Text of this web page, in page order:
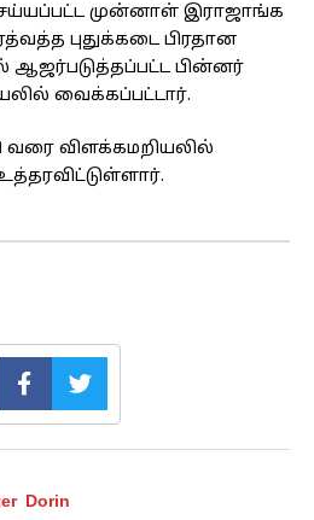
முன்னாள் இராஜாங்க
புதுக்கடை பிரதான
ஆஜர்படுத்தப்பட்ட பின்னர்
வைக்கப்பட்டார்.
வரை விளக்கமறியலில்
Dorin